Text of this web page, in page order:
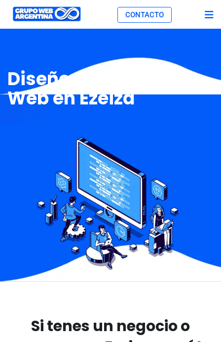
CONTACTO
Diseño de Páginas
Web en Ezeiza
Si tenes un negocio o